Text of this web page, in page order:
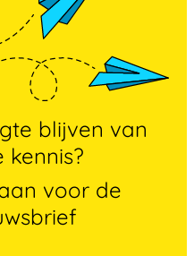
blijven van
kennis?
voor de